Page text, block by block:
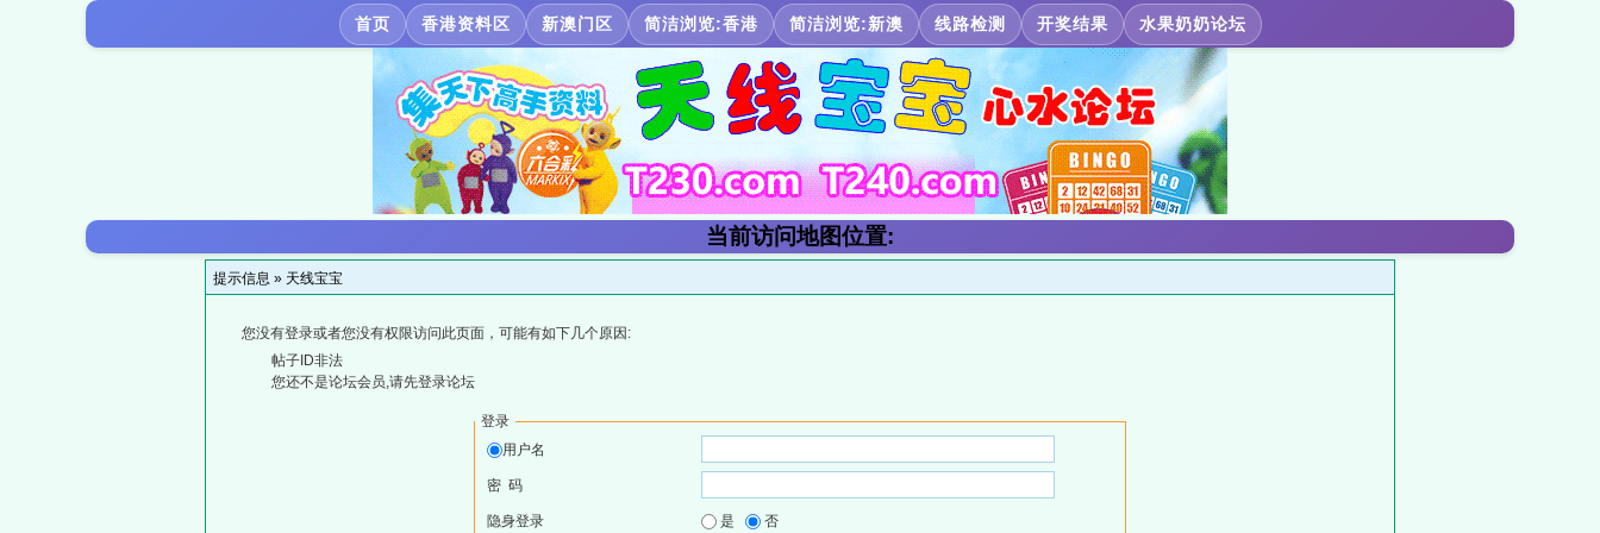
首页 香港资料区 新澳门区 简洁浏览:香港 简洁浏览:新澳 线路检测 开奖结果 水果奶奶论坛
当前访问地图位置:
提示信息 » 天线宝宝
您没有登录或者您没有权限访问此页面，可能有如下几个原因:
帖子ID非法
您还不是论坛会员,请先登录论坛
登录
用户名
密 码
隐身登录 是 否